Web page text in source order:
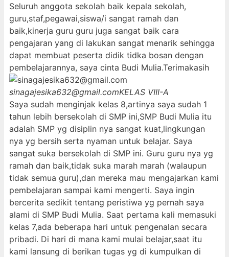
Seluruh anggota sekolah baik kepala sekolah,
guru,staf,pegawai,siswa/i sangat ramah dan
baik,kinerja guru guru juga sangat baik cara
pengajaran yang di lakukan sangat menarik sehingga
dapat membuat peserta didik tidka bosan dengan
pembelajarannya, saya cinta Budi Mulia.Terimakasih
sinagajesika632@gmail.comKELAS VIII-A
Saya sudah menginjak kelas 8,artinya saya sudah 1
tahun lebih bersekolah di SMP ini,SMP Budi Mulia itu
adalah SMP yg disiplin nya sangat kuat,lingkungan
nya yg bersih serta nyaman untuk belajar. Saya
sangat suka bersekolah di SMP ini. Guru guru nya yg
ramah dan baik,tidak suka marah marah (walaupun
tidak semua guru),dan mereka mau mengajarkan kami
pembelajaran sampai kami mengerti. Saya ingin
bercerita sedikit tentang peristiwa yg pernah saya
alami di SMP Budi Mulia. Saat pertama kali memasuki
kelas 7,ada beberapa hari untuk pengenalan secara
pribadi. Di hari di mana kami mulai belajar,saat itu
kami lansung di berikan tugas yg di kumpulkan di